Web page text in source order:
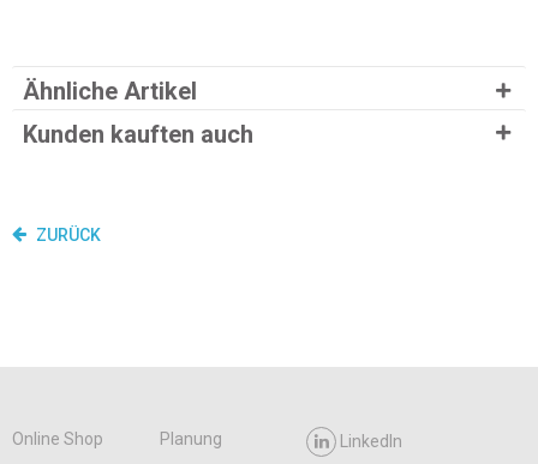
Ähnliche Artikel
Kunden kauften auch
ZURÜCK
Online Shop
Planung
LinkedIn